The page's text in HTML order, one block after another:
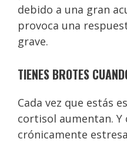
debido a una gran
provoca una
grave.
TIENES BROTES
Cada vez que estás
cortisol aumentan. Y
crónicamente